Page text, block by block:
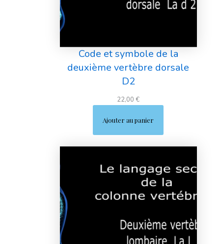
Code et symbole de la
deuxième vertèbre dorsale
D2
22,00€
Ajouter au panier